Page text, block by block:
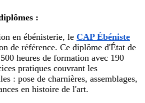
:
en ébénisterie, le CAP Ébéniste
de référence. Ce diplôme d'État de
heures de formation avec 190
pratiques couvrant les
: pose de charnières, assemblages,
en histoire de l'art.